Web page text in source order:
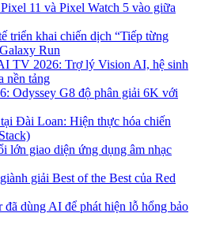
11 và Pixel Watch 5 vào giữa
triển khai chiến dịch “Tiếp từng
Run
TV 2026: Trợ lý Vision AI, hệ sinh
nền tảng
Odyssey G8 độ phân giải 6K với
Đài Loan: Hiện thực hóa chiến
lớn giao diện ứng dụng âm nhạc
giải Best of the Best của Red
đã dùng AI để phát hiện lỗ hổng bảo